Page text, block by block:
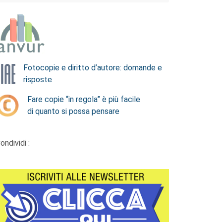
Fotocopie e diritto d’autore: domande e
risposte
Fare copie “in regola” è più facile
di quanto si possa pensare
: